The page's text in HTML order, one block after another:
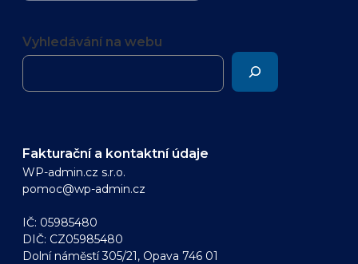
Vyhledávání na webu
Fakturační a kontaktní údaje
WP-admin.cz s.r.o.
pomoc@wp-admin.cz
IČ: 05985480
DIČ: CZ05985480
Dolní náměstí 305/21, Opava 746 01